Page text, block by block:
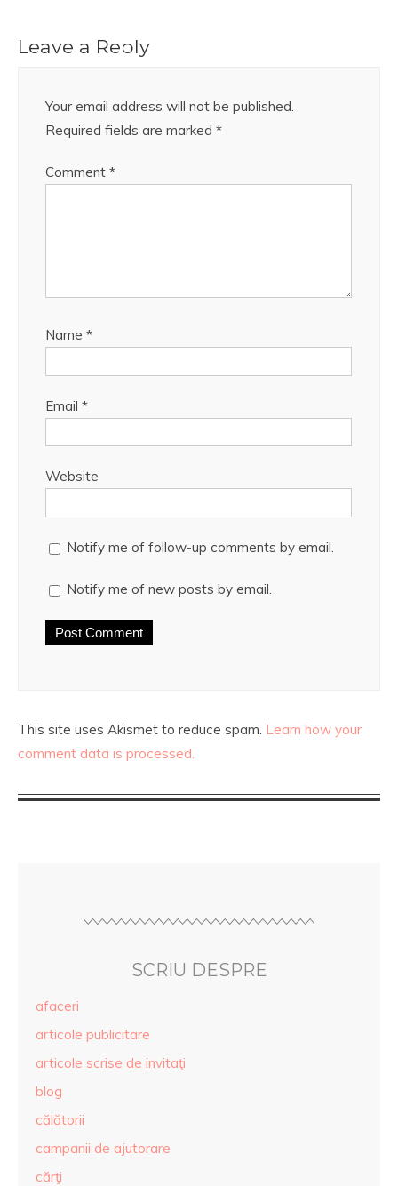
Leave a Reply
Your email address will not be published.
Required fields are marked *
Comment *
Name *
Email *
Website
Notify me of follow-up comments by email.
Notify me of new posts by email.
This site uses Akismet to reduce spam. Learn how your
comment data is processed.
SCRIU DESPRE
afaceri
articole publicitare
articole scrise de invitaţi
blog
călătorii
campanii de ajutorare
cărţi